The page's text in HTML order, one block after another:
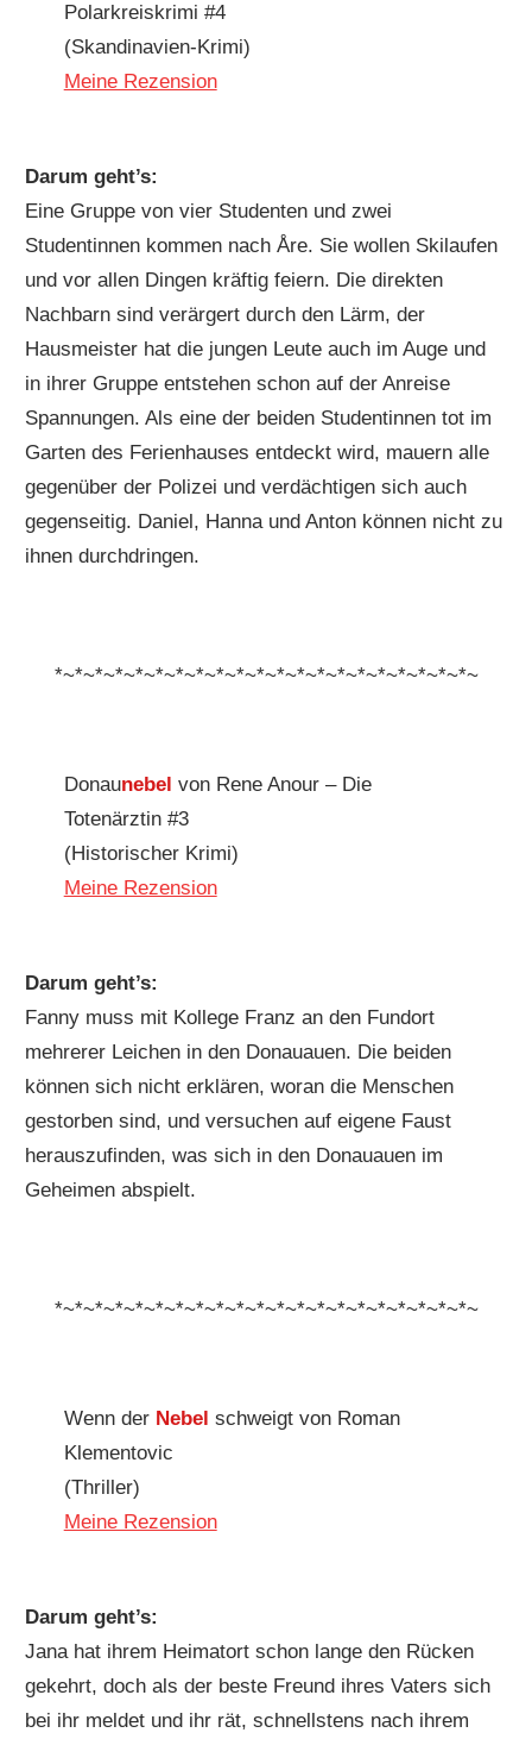
Polarkreiskrimi #4
(Skandinavien-Krimi)
Meine Rezension
Darum geht’s:
Eine Gruppe von vier Studenten und zwei
Studentinnen kommen nach Åre. Sie wollen Skilaufen
und vor allen Dingen kräftig feiern. Die direkten
Nachbarn sind verärgert durch den Lärm, der
Hausmeister hat die jungen Leute auch im Auge und
in ihrer Gruppe entstehen schon auf der Anreise
Spannungen. Als eine der beiden Studentinnen tot im
Garten des Ferienhauses entdeckt wird, mauern alle
gegenüber der Polizei und verdächtigen sich auch
gegenseitig. Daniel, Hanna und Anton können nicht zu
ihnen durchdringen.
*~*~*~*~*~*~*~*~*~*~*~*~*~*~*~*~*~*~*~*~*~
Donaunebel von Rene Anour – Die
Totenärztin #3
(Historischer Krimi)
Meine Rezension
Darum geht’s:
Fanny muss mit Kollege Franz an den Fundort
mehrerer Leichen in den Donauauen. Die beiden
können sich nicht erklären, woran die Menschen
gestorben sind, und versuchen auf eigene Faust
herauszufinden, was sich in den Donauauen im
Geheimen abspielt.
*~*~*~*~*~*~*~*~*~*~*~*~*~*~*~*~*~*~*~*~*~
Wenn der Nebel schweigt von Roman
Klementovic
(Thriller)
Meine Rezension
Darum geht’s:
Jana hat ihrem Heimatort schon lange den Rücken
gekehrt, doch als der beste Freund ihres Vaters sich
bei ihr meldet und ihr rät, schnellstens nach ihrem